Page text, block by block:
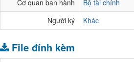
Cơ quan ban hành
Bộ tài chính
Người ký
Khác
File đính kèm